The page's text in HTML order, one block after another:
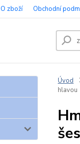
O zboží Obchodní
Úvod
hlavou